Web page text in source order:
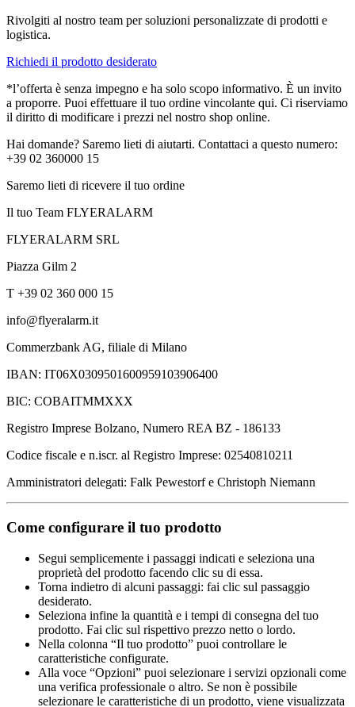
Rivolgiti al nostro team per soluzioni personalizzate di prodotti e
logistica.
Richiedi il prodotto desiderato
*l’offerta è senza impegno e ha solo scopo informativo. È un invito
a proporre. Puoi effettuare il tuo ordine vincolante qui. Ci riserviamo
il diritto di modificare i prezzi nel nostro shop online.
Hai domande? Saremo lieti di aiutarti. Contattaci a questo numero:
+39 02 360000 15
Saremo lieti di ricevere il tuo ordine
Il tuo Team FLYERALARM
FLYERALARM SRL
Piazza Gilm 2
T +39 02 360 000 15
info@flyeralarm.it
Commerzbank AG, filiale di Milano
IBAN: IT06X0309501600959103906400
BIC: COBAITMMXXX
Registro Imprese Bolzano, Numero REA BZ - 186133
Codice fiscale e n.iscr. al Registro Imprese: 02540810211
Amministratori delegati: Falk Pewestorf e Christoph Niemann
Come configurare il tuo prodotto
Segui semplicemente i passaggi indicati e seleziona una
proprietà del prodotto facendo clic su di essa.
Torna indietro di alcuni passaggi: fai clic sul passaggio
desiderato.
Seleziona infine la quantità e i tempi di consegna del tuo
prodotto. Fai clic sul rispettivo prezzo netto o lordo.
Nella colonna “Il tuo prodotto” puoi controllare le
caratteristiche configurate.
Alla voce “Opzioni” puoi selezionare i servizi opzionali come
una verifica professionale o altro. Se non è possibile
selezionare le caratteristiche di un prodotto, viene visualizzata